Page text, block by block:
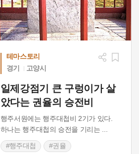
테마스토리
경기
고양시
일제강점기 큰 구렁이가 살
았다는 권율의 승전비
행주서원에는 행주대첩비 2기가 있다.
하나는 행주대첩의 승전을 기리는
#행주대첩 #권율